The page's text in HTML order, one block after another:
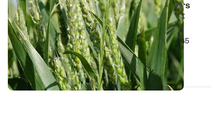
Diagnostic de nutrition en AB : les premiers
résultats des analyses foliaires et d’extrait
végétal
Des échantillons de végétaux ont été prélevés sur 65
parcelles de l’observatoire...
13 DÉC. 2022